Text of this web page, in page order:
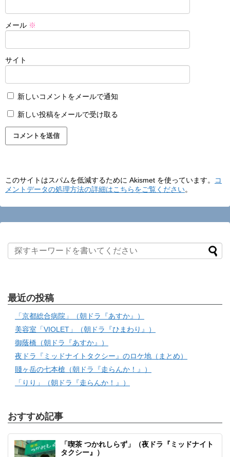
メール ※
サイト
新しいコメントをメールで通知
新しい投稿をメールで受け取る
このサイトはスパムを低減するために Akismet を使っています。
コ
メントデータの処理方法の詳細はこちらをご覧ください。
最近の投稿
「京都総合病院」（朝ドラ『あすか』）
美容室「VIOLET」（朝ドラ『ひまわり』）
御蔭橋（朝ドラ『あすか』）
夜ドラ『ミッドナイトタクシー』のロケ地（まとめ）
賤ヶ岳の七本槍（朝ドラ『走らんか！』）
「りり」（朝ドラ『走らんか！』）
おすすめ記事
「喫茶 つかれしらず」（夜ドラ『ミッドナイト
タクシー』）